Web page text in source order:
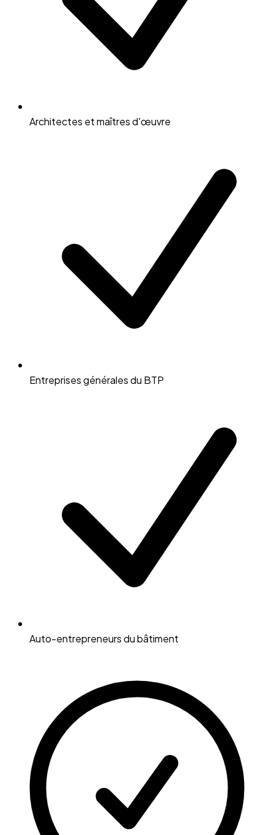
Architectes et maîtres d'œuvre
Entreprises générales du BTP
Auto-entrepreneurs du bâtiment